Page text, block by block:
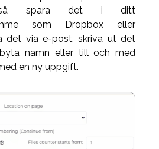
spara det i ditt
som Dropbox eller
det via e-post, skriva ut det
namn eller till och med
en ny uppgift.